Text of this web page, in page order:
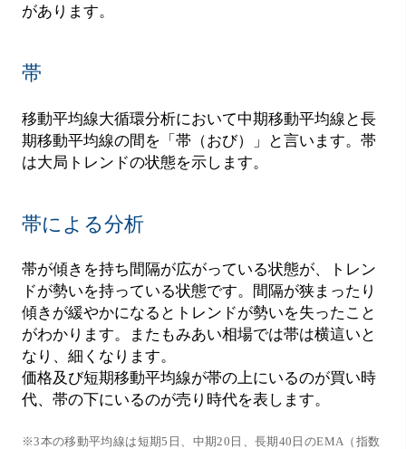
があります。
帯
移動平均線大循環分析において中期移動平均線と長
期移動平均線の間を「帯（おび）」と言います。帯
は大局トレンドの状態を示します。
帯による分析
帯が傾きを持ち間隔が広がっている状態が、トレン
ドが勢いを持っている状態です。間隔が狭まったり
傾きが緩やかになるとトレンドが勢いを失ったこと
がわかります。またもみあい相場では帯は横這いと
なり、細くなります。
価格及び短期移動平均線が帯の上にいるのが買い時
代、帯の下にいるのが売り時代を表します。
※3本の移動平均線は短期5日、中期20日、長期40日のEMA（指数